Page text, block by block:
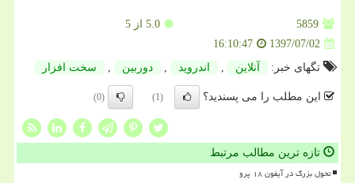
5859
5.0 از 5
1397/07/02
16:10:47
تگهای خبر:
آنلاین , اندروید , دوربین , سخت افزار
این مطلب را می پسندید؟ (1)
(0)
تازه ترین مطالب مرتبط
تحول بزرگ در آیفون ۱۸ پرو